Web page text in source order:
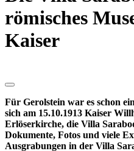
römisches
Kaiser
Für Gerolstein war es schon
sich am 15.10.1913 Kaiser
Erlöserkirche, die Villa
Dokumente, Fotos und viele
Ausgrabungen in der Villa